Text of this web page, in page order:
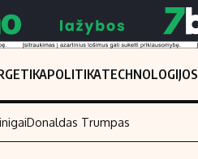
POLITIKATECHNOLOGIJOS
Donaldas Trumpas